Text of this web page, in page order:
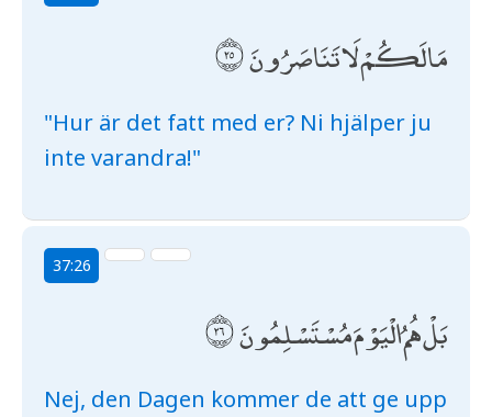
مَا لَكُمْ لَا تَنَاصَرُونَ
"Hur är det fatt med er? Ni hjälper ju
inte varandra!"
37:26
بَلْ هُمُ الْيَوْمَ مُسْتَسْلِمُونَ
Nej, den Dagen kommer de att ge upp